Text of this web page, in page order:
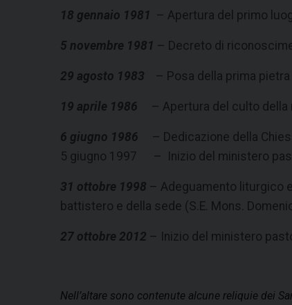
18 gennaio 1981 – Apertura del primo
5 novembre 1981 – Decreto di
29 agosto 1983 – Posa della prima
19 aprile 1986 – Apertura del culto della
6 giugno 1986 – Dedicazione della
5 giugno 1997 – Inizio del ministero
31 ottobre 1998 – Adeguamento liturgico
battistero e della sede (S.E. Mons.
27 ottobre 2012 – Inizio del ministero
Nell’altare sono contenute alcune reliquie dei